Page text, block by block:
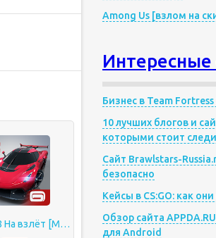
Asphalt 8 На взлёт [МОД]
Among Us [взлом на
Интересные
Бизнес в Team
10 лучших блогов и
которыми стоит
Сайт Brawlstars-
безопасно
Кейсы в CS:GO: как
Обзор сайта
для Android